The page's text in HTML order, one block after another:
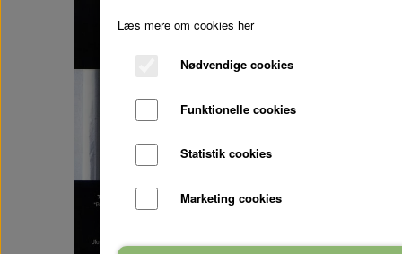
Læs mere om cookies her
Nødvendige cookies
Funktionelle cookies
Statistik cookies
Marketing cookies